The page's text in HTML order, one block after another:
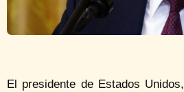
El presidente de Estados Unidos,